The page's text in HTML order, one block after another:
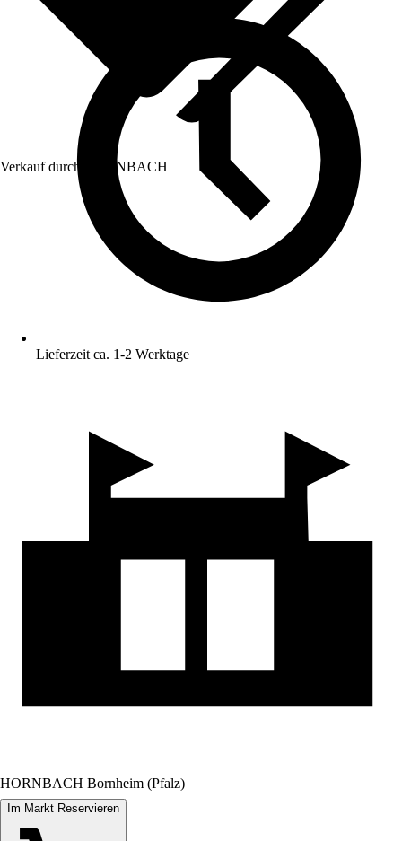
Verkauf durch: HORNBACH
Lieferzeit ca. 1-2 Werktage
HORNBACH Bornheim (Pfalz)
Im Markt Reservieren